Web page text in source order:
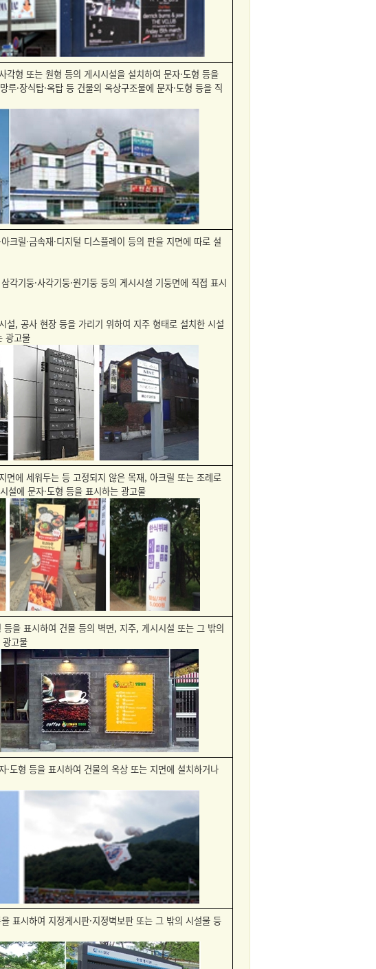
형 또는 원형 등의 게시시설을 설치하여 문자·도형 등을
루·장식탑·옥탑 등 건물의 옥상구조물에 문자·도형 등을 직
크릴·금속재·디지털 디스플레이 등의 판을 지면에 따로 설
각기둥·사각기둥·원기둥 등의 게시시설 기둥면에 직접 표시
, 공사 현장 등을 가리기 위하여 지주 형태로 설치한 시설
광고물
에 세워두는 등 고정되지 않은 목재, 아크릴 또는 조례로
설에 문자·도형 등을 표시하는 광고물
등을 표시하여 건물 등의 벽면, 지주, 게시시설 또는 그 밖의
고물
도형 등을 표시하여 건물의 옥상 또는 지면에 설치하거나
표시하여 지정게시판·지정벽보판 또는 그 밖의 시설물 등